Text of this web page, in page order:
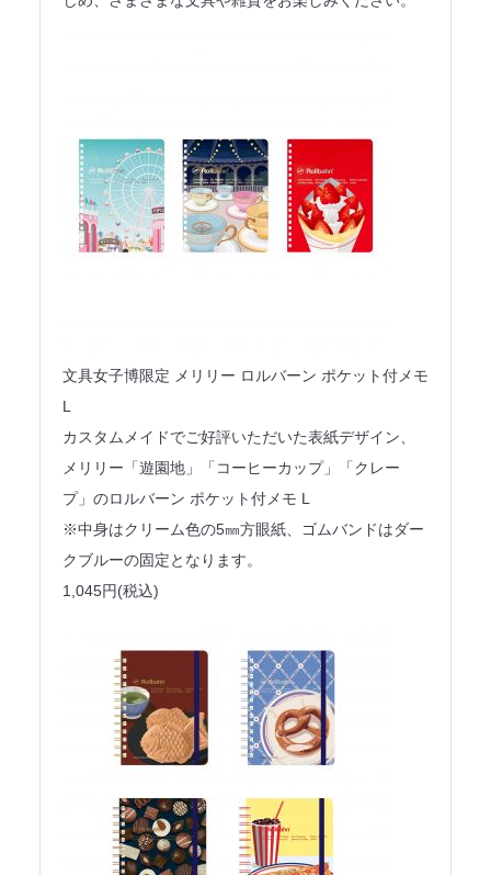
文具女子博限定 メリリー ロルバーン ポケット付メモ
L
カスタムメイドでご好評いただいた表紙デザイン、
メリリー「遊園地」「コーヒーカップ」「クレー
プ」のロルバーン ポケット付メモ L
※中身はクリーム色の5㎜方眼紙、ゴムバンドはダー
クブルーの固定となります。
1,045円(税込)